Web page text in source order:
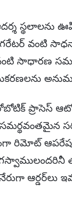
వంటి
సాధారణ
ప్రాసెస్
రిమోట్
ఆర్డర్‌లు